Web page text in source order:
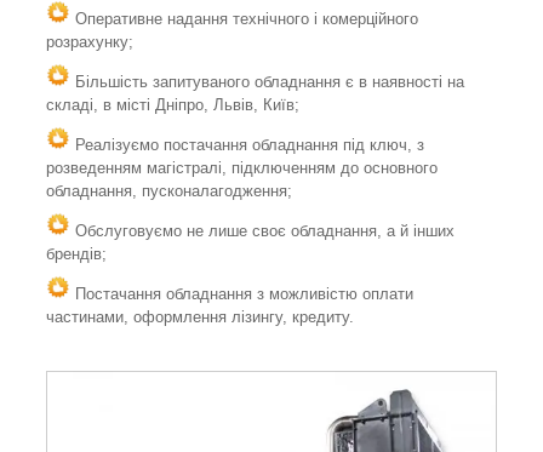
Оперативне надання технічного і комерційного
розрахунку;
Більшість запитуваного обладнання є в наявності на
складі, в місті Дніпро, Львів, Київ;
Реалізуємо постачання обладнання під ключ, з
розведенням магістралі, підключенням до основного
обладнання, пусконалагодження;
Обслуговуємо не лише своє обладнання, а й інших
брендів;
Постачання обладнання з можливістю оплати
частинами, оформлення лізингу, кредиту.